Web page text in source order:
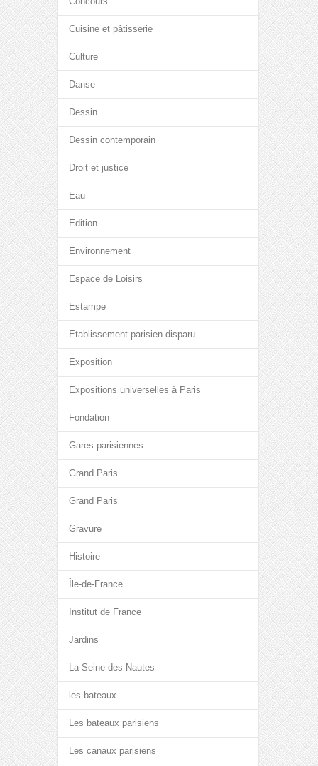
Cuisine et pâtisserie
Culture
Danse
Dessin
Dessin contemporain
Droit et justice
Eau
Edition
Environnement
Espace de Loisirs
Estampe
Etablissement parisien disparu
Exposition
Expositions universelles à Paris
Fondation
Gares parisiennes
Grand Paris
Grand Paris
Gravure
Histoire
Île-de-France
Institut de France
Jardins
La Seine des Nautes
les bateaux
Les bateaux parisiens
Les canaux parisiens